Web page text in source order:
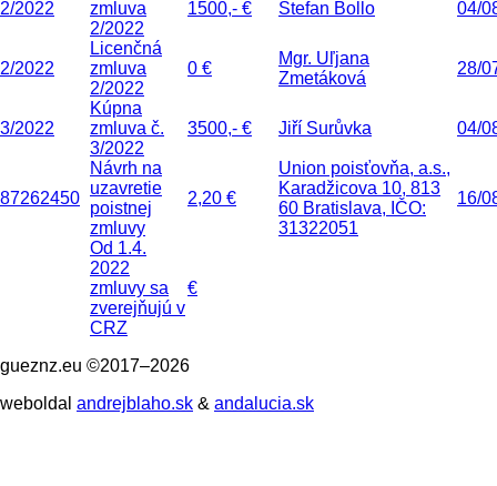
2/2022
zmluva
2/2022
1500,- € Štefan Bollo 04/
2/2022
Licenčná
zmluva
2/2022
0 €
Mgr. Uľjana
Zmetáková
28/
3/2022
Kúpna
zmluva č.
3/2022
3500,- € Jiří Surůvka 04/
87262450
Návrh na
uzavretie
poistnej
zmluvy
2,20 €
Union poisťovňa, a.s.,
Karadžicova 10, 813
60 Bratislava, IČO:
31322051
16/
Od 1.4.
2022
zmluvy sa
zverejňujú v
CRZ
€
gueznz.eu ©2017–2026
weboldal andrejblaho.sk & andalucia.sk